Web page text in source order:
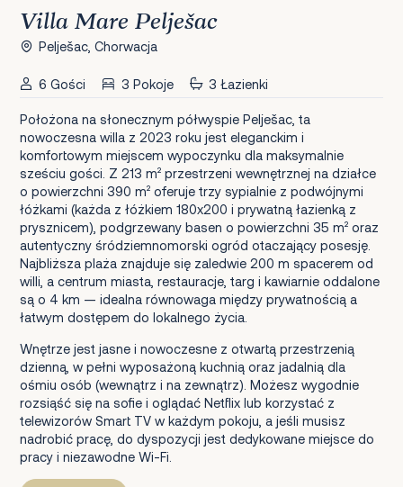
Villa Mare Pelješac
Pelješac, Chorwacja
6 Gości 3 Pokoje 3 Łazienki
Położona na słonecznym półwyspie Pelješac, ta
nowoczesna willa z 2023 roku jest eleganckim i
komfortowym miejscem wypoczynku dla maksymalnie
sześciu gości. Z 213 m² przestrzeni wewnętrznej na działce
o powierzchni 390 m² oferuje trzy sypialnie z podwójnymi
łóżkami (każda z łóżkiem 180x200 i prywatną łazienką z
prysznicem), podgrzewany basen o powierzchni 35 m² oraz
autentyczny śródziemnomorski ogród otaczający posesję.
Najbliższa plaża znajduje się zaledwie 200 m spacerem od
willi, a centrum miasta, restauracje, targ i kawiarnie oddalone
są o 4 km — idealna równowaga między prywatnością a
łatwym dostępem do lokalnego życia.
Wnętrze jest jasne i nowoczesne z otwartą przestrzenią
dzienną, w pełni wyposażoną kuchnią oraz jadalnią dla
ośmiu osób (wewnątrz i na zewnątrz). Możesz wygodnie
rozsiąść się na sofie i oglądać Netflix lub korzystać z
telewizorów Smart TV w każdym pokoju, a jeśli musisz
nadrobić pracę, do dyspozycji jest dedykowane miejsce do
pracy i niezawodne Wi-Fi.